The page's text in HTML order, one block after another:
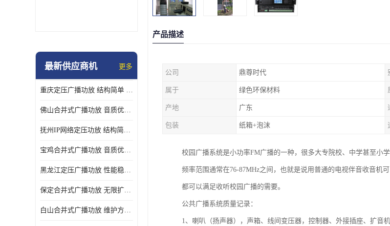
最新供应商机 更多
重庆定压广播功放 结构简单 传输距离远
佛山合并式广播功放 音质优美清晰 输出电压大 电流小
抚州IP网络定压功放 结构简单 多应用于公共场合
宝鸡合并式广播功放 音质优美清晰 维护方便
黑龙江定压广播功放 性能稳定 无限扩容
保定合并式广播功放 无限扩容 设计结构简单
白山合并式广播功放 维护方便 多应用于公共场合
产品描述
公司 鼎尊时代
属于 绿色环保材料
产地 广东
包装 纸箱+泡沫
校园广播系统是小功率FM广播的一种，很多大专院校、中学甚至小
频率范围通常在76-87MHz之间，也就是说用普通的电视伴音收音机
都可以满足收听校园广播的需要。
公共广播系统质量记录：
1、喇叭（扬声器），声箱、线间变压器，控制器、外接插座、扩音